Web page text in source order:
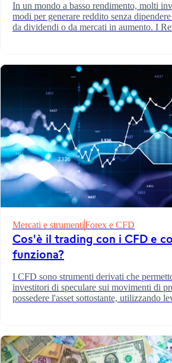
In un mondo a basso rendimento, molti
modi per generare reddito senza
da dividendi o da mercati in aumento. I Reverse
Mercati e strumentiForex e CFD
Cos'è il trading con i CFD e
funziona?
I CFD sono strumenti derivati che
investitori di speculare sui movimenti di
possedere l'asset sottostante, utilizzando